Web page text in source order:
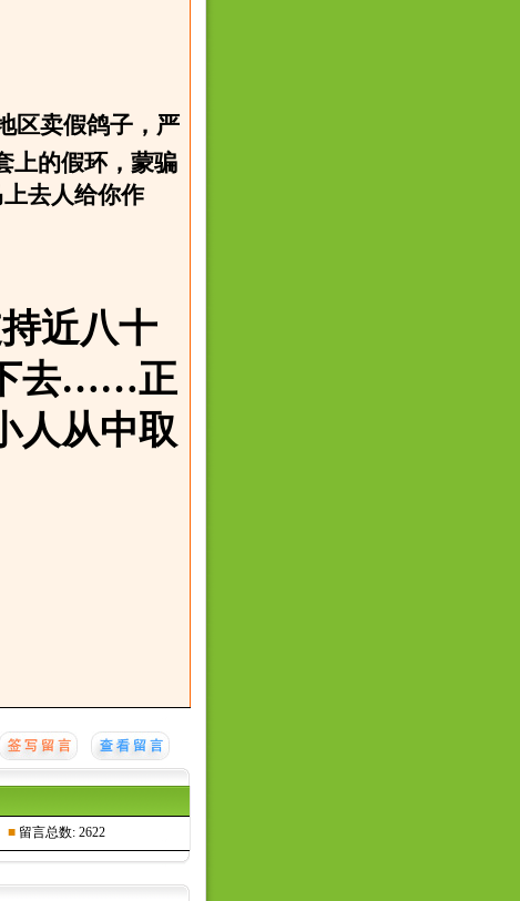
区卖假鸽子，严
上的假环，蒙骗
去人给你作
近八十
去……正
人从中取
■ 留言总数: 2622